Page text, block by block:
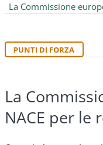
La Commissione
PUNTI DI FORZA
La
NACE per le